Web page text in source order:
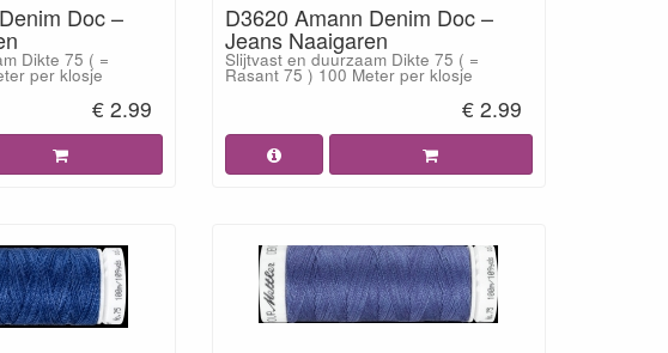
Doc –
Dikte 75 ( =
per klosje
€ 2.99
D3620 Amann Denim Doc –
Jeans Naaigaren
Slijtvast en duurzaam Dikte 75 ( =
Rasant 75 ) 100 Meter per klosje
€ 2.99